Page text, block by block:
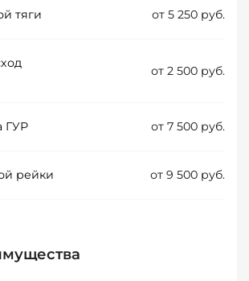
тяги от 5 250 руб.
от 2 500 руб.
ГУР от 7 500 руб.
рейки от 9 500 руб.